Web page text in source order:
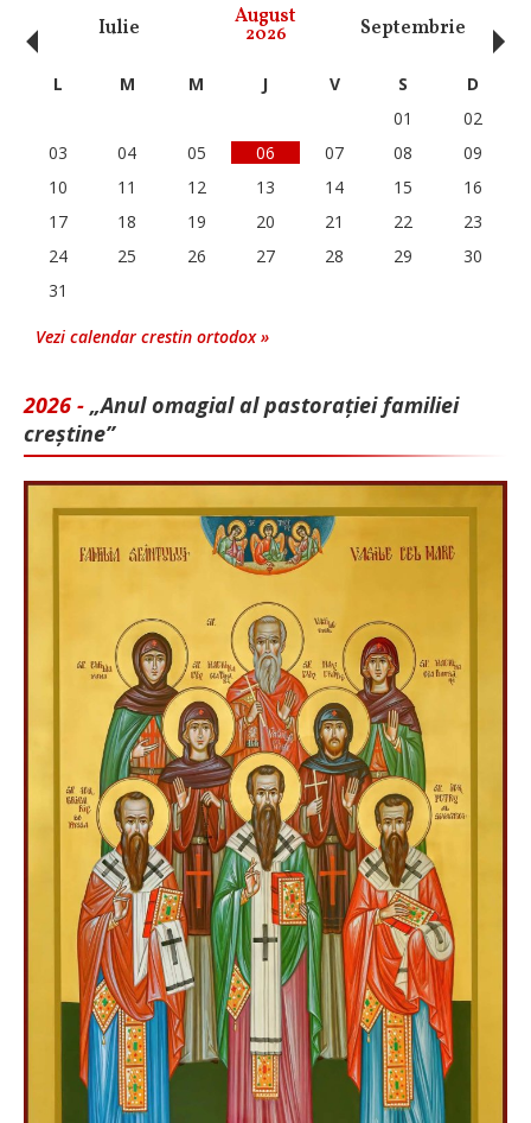
Iulie August
2026 Septembrie
‹ L M M J V S
D
01
02
03
04 05 06 07 08
09
10
11 12 13 14 15
16
17
18 19 20 21 22
23
24
25 26 27 28 29
30
31
Vezi calendar crestin ortodox »
2026 - „Anul omagial al pastorației familiei
creștine”